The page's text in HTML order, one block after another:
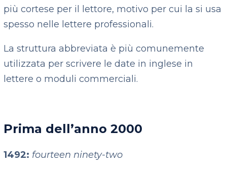
più cortese per il lettore, motivo per cui la si usa
spesso nelle lettere professionali.
La struttura abbreviata è più comunemente
utilizzata per scrivere le date in inglese in
lettere o moduli commerciali.
Prima dell’anno 2000
1492: fourteen ninety-two